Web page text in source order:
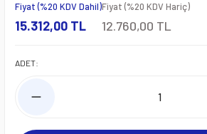
Fiyat (%20 KDV Dahil)
15.312,00 TL
Fiyat (%20 KDV Hariç)
12.760,00 TL
ADET: